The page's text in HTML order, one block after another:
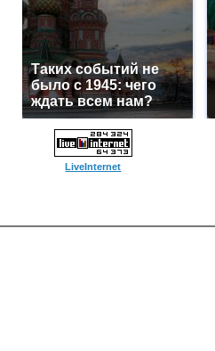
Таких событий не
было с 1945: чего
ждать всем нам?
LiveInternet